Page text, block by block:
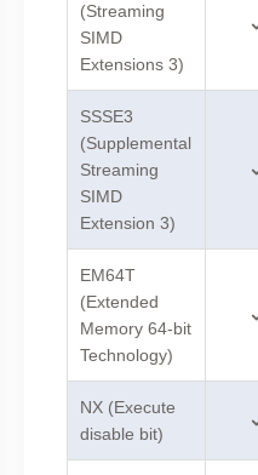
(Streaming
SIMD
Extensions 3)
SSSE3
(Supplemental
Streaming
SIMD
Extension 3)
EM64T
(Extended
Memory 64-bit
Technology)
NX (Execute
disable bit)